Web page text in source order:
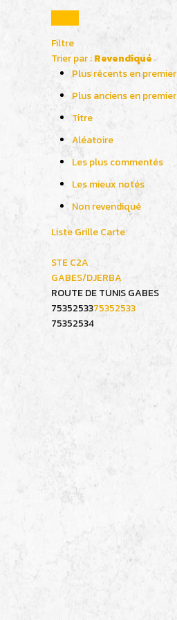
Filtre
Trier par :Revendiqué
Plus récents en premier
Plus anciens en premier
Titre
Aléatoire
Les plus commentés
Les mieux notés
Non revendiqué
ListeGrilleCarte
STE C2A
GABES/DJERBA
ROUTE DE TUNIS GABES
7535253375352533
75352534